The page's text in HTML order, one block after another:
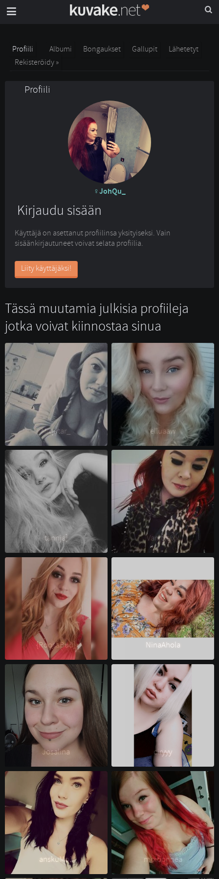
Profiili Albumi Bongaukset Gallupit
Lähetetyt
Rekisteröidy »
Profiili
JohQu_
Kirjaudu sisään
Käyttäjä on asettanut profiilinsa yksityiseksi. Vain
sisäänkirjautuneet voivat selata profiilia.
Liity käyttäjäksi!
Tässä muutamia julkisia profiileja
jotka voivat kiinnostaa sinua
Miqutar_ elluaaw
tannja] Vanitysixx
{RoosaBöö} NinaAhola
Josalina ciryyy
anskuMo1 moioonnea